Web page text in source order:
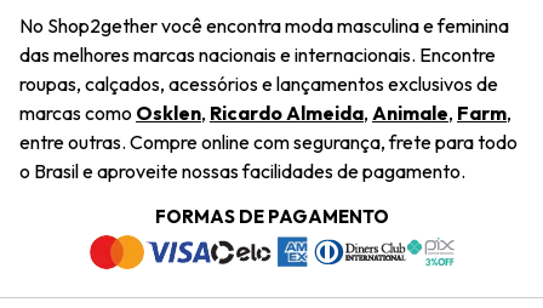
Saiu na Mídia
Sustentabilidade
Navegando
Termos e Condições
Trabalhe Conosco
Regulamento e Promoções
Wishlist
Troca Fácil
Restituição de Pagamento
Dúvidas Frequentes
Termos e Condições
Política de Privacidade
No Shop2gether você encontra moda masculina e feminina
das melhores marcas nacionais e internacionais. Encontre
roupas, calçados, acessórios e lançamentos exclusivos de
marcas como Osklen, Ricardo Almeida, Animale, Farm,
entre outras. Compre online com segurança, frete para todo
o Brasil e aproveite nossas facilidades de pagamento.
FORMAS DE PAGAMENTO